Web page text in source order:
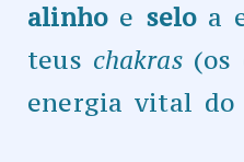
alinho e seloa
teus chakras(os
energia vital do